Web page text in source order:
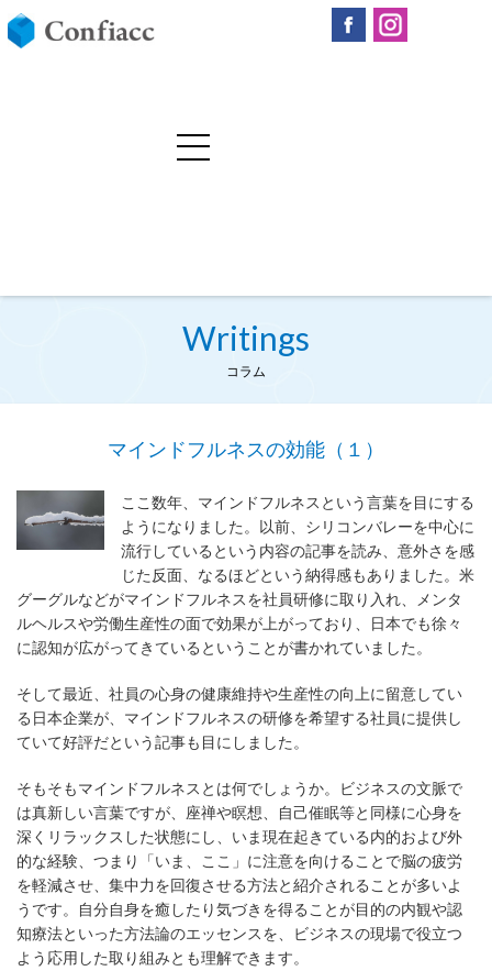
Writings
コラム
マインドフルネスの効能（１）
ここ数年、マインドフルネスという言葉を目にする
ようになりました。以前、シリコンバレーを中心に
流行しているという内容の記事を読み、意外さを感
じた反面、なるほどという納得感もありました。米
グーグルなどがマインドフルネスを社員研修に取り入れ、メンタ
ルヘルスや労働生産性の面で効果が上がっており、日本でも徐々
に認知が広がってきているということが書かれていました。
そして最近、社員の心身の健康維持や生産性の向上に留意してい
る日本企業が、マインドフルネスの研修を希望する社員に提供し
ていて好評だという記事も目にしました。
そもそもマインドフルネスとは何でしょうか。ビジネスの文脈で
は真新しい言葉ですが、座禅や瞑想、自己催眠等と同様に心身を
深くリラックスした状態にし、いま現在起きている内的および外
的な経験、つまり「いま、ここ」に注意を向けることで脳の疲労
を軽減させ、集中力を回復させる方法と紹介されることが多いよ
うです。自分自身を癒したり気づきを得ることが目的の内観や認
知療法といった方法論のエッセンスを、ビジネスの現場で役立つ
よう応用した取り組みとも理解できます。